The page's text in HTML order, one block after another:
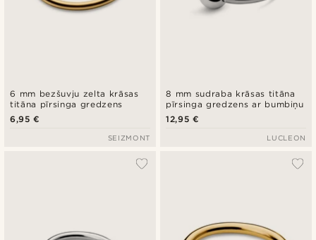
6 mm bezšuvju zelta krāsas
titāna pīrsinga gredzens
6,95 €
SEIZMONT
8 mm sudraba krāsas titāna
pīrsinga gredzens ar bumbiņu
12,95 €
LUCLEON